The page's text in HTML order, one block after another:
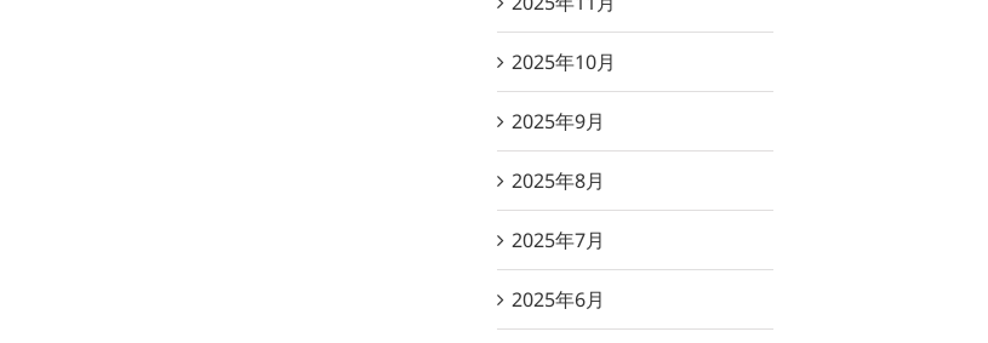
2025年10月
2025年9月
2025年8月
2025年7月
2025年6月